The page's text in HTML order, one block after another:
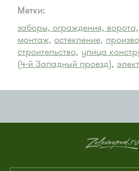
Метки:
заборы, ограждения, ворота,
монтаж, остекление,
строительство, улица
(4-й Западный проезд),